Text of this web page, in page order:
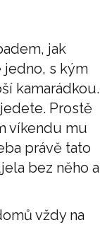
jak
jedno, s kým
kamarádkou.
Prostě
víkendu mu
právě tato
bez něho a
vždy na